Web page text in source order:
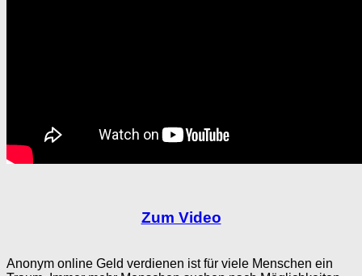
Zum Video
Anonym online Geld verdienen ist für viele Menschen ein